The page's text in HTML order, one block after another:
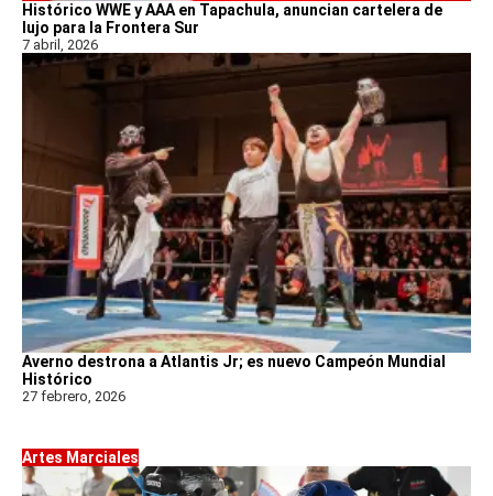
Histórico WWE y AAA en Tapachula, anuncian cartelera de
lujo para la Frontera Sur
7 abril, 2026
Averno destrona a Atlantis Jr; es nuevo Campeón Mundial
Histórico
27 febrero, 2026
Artes Marciales